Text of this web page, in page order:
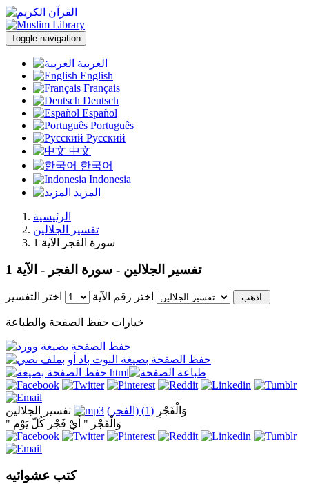
Toggle navigation
العربية
English
Français
Deutsch
Español
Português
Русский
中文
한국어
Indonesia
المزيد
الرئيسية
تفسير الجلالين
سورة الفجر الآية 1
تفسير الجلالين - سورة الفجر - الآية 1
اختر رقم الآية اختر التفسير
خيارات حفظ الصفحة والطباعة
وَالْفَجْرِ (1) (الفجر)
تفسير الجلالين
" وَالْفَجْر " أَيْ فَجْر كُلّ يَوْم
كتب عشوائيه